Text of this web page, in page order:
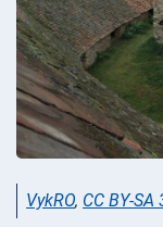
VykRO, CC BY-SA